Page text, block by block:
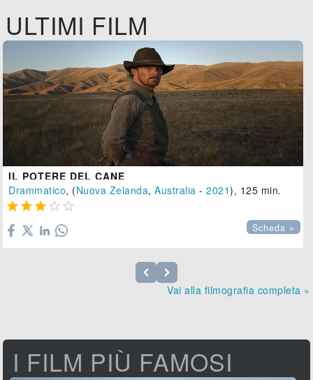
ULTIMI FILM
IL POTERE DEL CANE
Drammatico, (Nuova Zelanda,Australia -2021), 125 min.
    
Scheda »
Vai alla filmografia completa »
I FILM PIÙ FAMOSI